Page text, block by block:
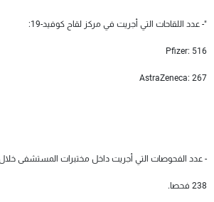
"- عدد اللقاحات التي أجريت في مركز لقاح كوفيد-19:
Pfizer: 516
AstraZeneca: 267
238 فحصا.
سياسة الخصوصية